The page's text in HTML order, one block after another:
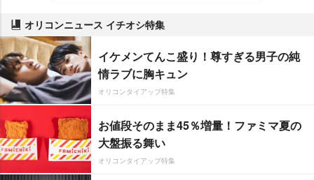
オリコンニュース イチオシ特集
イケメンてんこ盛り！尊すぎる男子の純
情ラブに胸キュン
オリコンタイアップ特集
お値段そのまま45％増量！ファミマ夏の
大盤振る舞い
オリコンタイアップ特集